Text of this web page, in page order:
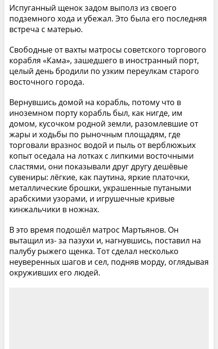
Испуганный щенок задом выполз из своего
подземного хода и убежал. Это была его последняя
встреча с матерью.
Свободные от вахты матросы советского торгового
корабля «Кама», зашедшего в иностранный порт,
целый день бродили по узким переулкам старого
восточного города.
Вернувшись домой на корабль, потому что в
иноземном порту корабль был, как нигде, им
домом, кусочком родной земли, разомлевшие от
жары и ходьбы по рыночным площадям, где
торговали вразнос водой и пыль от верблюжьих
копыт оседала на лотках с липкими восточными
сластями, они показывали друг другу дешёвые
сувениры: лёгкие, как паутина, яркие платочки,
металлические брошки, украшенные путаными
арабскими узорами, и игрушечные кривые
кинжальчики в ножнах.
В это время подошёл матрос Мартьянов. Он
вытащил из- за пазухи и, нагнувшись, поставил на
палубу рыжего щенка. Тот сделал несколько
неуверенных шагов и сел, подняв морду, оглядывая
окруживших его людей.